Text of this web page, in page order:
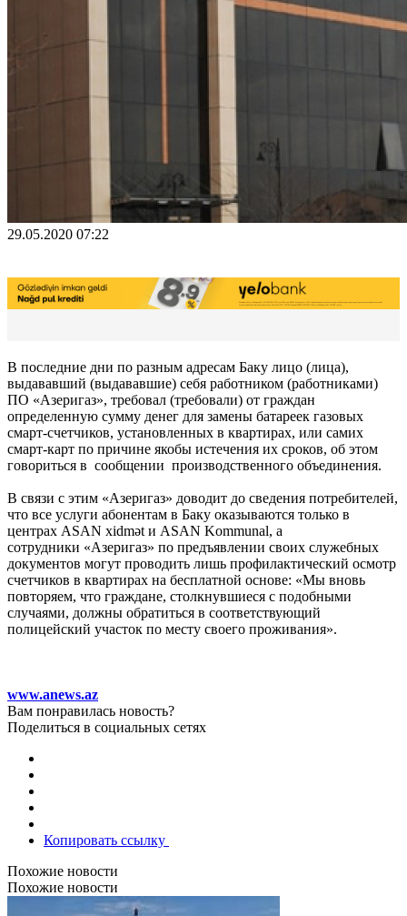
29.05.2020 07:22
В последние дни по разным адресам Баку лицо (лица),
выдававший (выдававшие) себя работником (работниками)
ПО «Азеригаз», требовал (требовали) от граждан
определенную сумму денег для замены батареек газовых
смарт-счетчиков, установленных в квартирах, или самих
смарт-карт по причине якобы истечения их сроков, об этом
говориться в сообщении производственного объединения.
В связи с этим «Азеригаз» доводит до сведения потребителей,
что все услуги абонентам в Баку оказываются только в
центрах ASAN xidmət и ASAN Kommunal, а
сотрудники «Азеригаз» по предъявлении своих служебных
документов могут проводить лишь профилактический осмотр
счетчиков в квартирах на бесплатной основе: «Мы вновь
повторяем, что граждане, столкнувшиеся с подобными
случаями, должны обратиться в соответствующий
полицейский участок по месту своего проживания».
www.anews.az
Вам понравилась новость?
Поделиться в социальных сетях
Копировать ссылку
Похожие новости
Похожие новости